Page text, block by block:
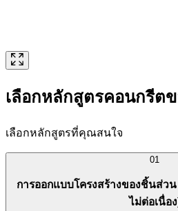
เลือกหลักสูตรคอนกรีต
เลือกหลักสูตรที่คุณสนใจ
01
การออกแบบโครงสร้างของชิ้นส่ว
ไม่ต่อเนื่อ